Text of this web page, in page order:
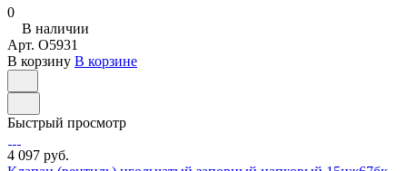
0
В наличии
Арт. O5931
В корзину В корзине
Быстрый просмотр
4 097 руб.